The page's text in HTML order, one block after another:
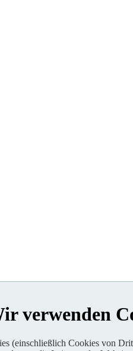
verwenden
(einschließlich Cookies von